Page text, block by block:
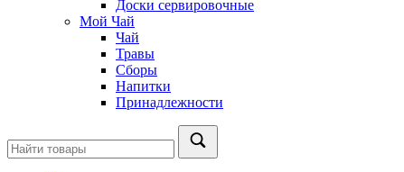
Доски сервировочные
Мой Чай
Чай
Травы
Сборы
Напитки
Принадлежности